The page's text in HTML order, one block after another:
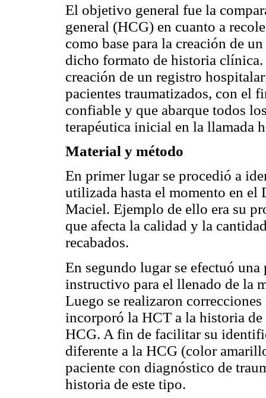
El objetivo general fue la
general (HCG) en cuanto a
como base para la creación de
dicho formato de historia
creación de un registro
pacientes traumatizados, con el
confiable y que abarque todos
terapéutica inicial en la llamada
Material y método
En primer lugar se procedió a
utilizada hasta el momento en el
Maciel. Ejemplo de ello era su
que afecta la calidad y la
recabados.
En segundo lugar se efectuó
instructivo para el llenado de la
Luego se realizaron
incorporó la HCT a la historia
HCG. A fin de facilitar su
diferente a la HCG (color
paciente con diagnóstico de
historia de este tipo.